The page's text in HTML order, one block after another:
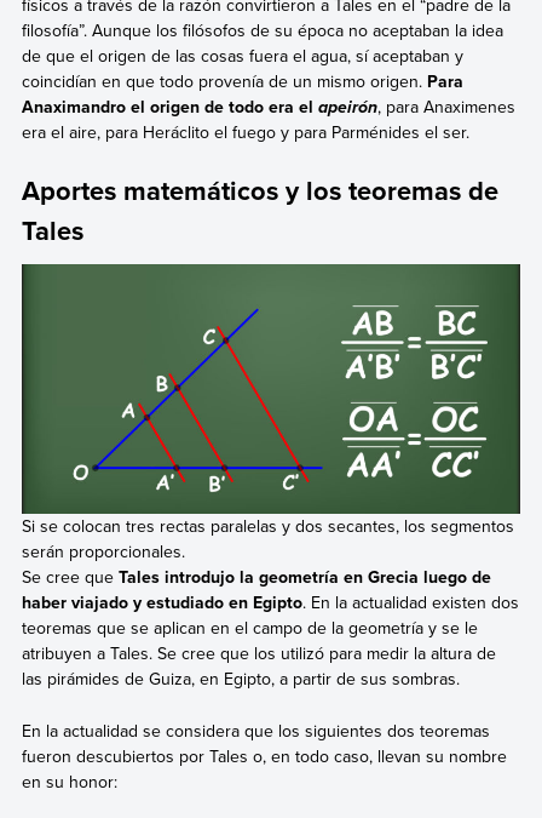
filosofía”. Aunque los filósofos de su época no aceptaban la idea
de que el origen de las cosas fuera el agua, sí aceptaban y
coincidían en que todo provenía de un mismo origen. Para
Anaximandro el origen de todo era el apeirón, para Anaximenes
era el aire, para Heráclito el fuego y para Parménides el ser.
Aportes matemáticos y los teoremas de
Tales
Si se colocan tres rectas paralelas y dos secantes, los segmentos
serán proporcionales.
Se cree que Tales introdujo la geometría en Grecia luego de
haber viajado y estudiado en Egipto. En la actualidad existen dos
teoremas que se aplican en el campo de la geometría y se le
atribuyen a Tales. Se cree que los utilizó para medir la altura de
las pirámides de Guiza, en Egipto, a partir de sus sombras.
En la actualidad se considera que los siguientes dos teoremas
fueron descubiertos por Tales o, en todo caso, llevan su nombre
en su honor: